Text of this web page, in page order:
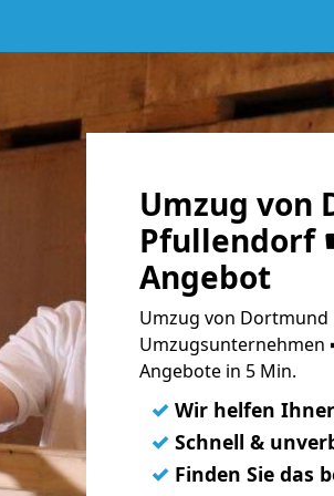
Umzug von
Pfullendorf
Angebot
Umzug von Dortmund
Umzugsunternehmen
Angebote in 5 Min.
✓ Wir helfen
✓ Schnell &
✓ Finden Sie das